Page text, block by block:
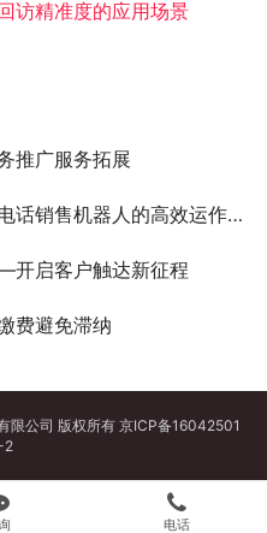
访精准度的应用场景
推广服务拓展
销售机器人的高效运作模式
开启客户触达新征程
费避免滞纳
限公司 版权所有 京ICP备16042501
2
电话